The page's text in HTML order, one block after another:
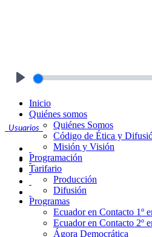
Usuarios
Inicio
Quiénes somos
Quiénes Somos
Código de Ética y
Misión y Visión
Programación
Tarifario
Producción
Difusión
Programas
Ecuador en Contacto 1º
Ecuador en Contacto 2º
Ágora Democrática